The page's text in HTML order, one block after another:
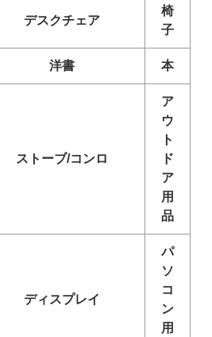
デスクチェア
椅
子
洋書 本
ストーブ/コンロ
ア
ウ
ト
ド
ア
用
品
ディスプレイ
パ
ソ
コ
ン
用